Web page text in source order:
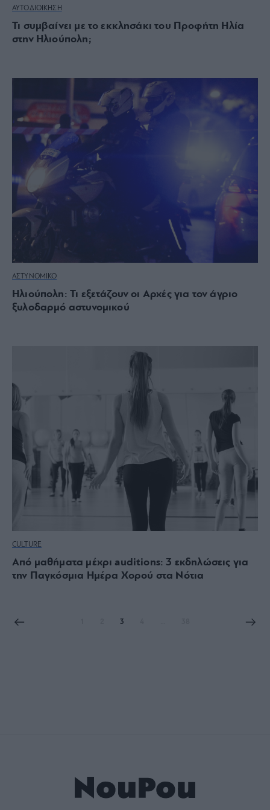
ΑΥΤΟΔΙΟΙΚΗΣΗ
Τι συμβαίνει με το εκκλησάκι του Προφήτη Ηλία
στην Ηλιούπολη;
ΑΣΤΥΝΟΜΙΚΟ
Ηλιούπολη: Τι εξετάζουν οι Αρχές για τον άγριο
ξυλοδαρμό αστυνομικού
CULTURE
Από μαθήματα μέχρι auditions: 3 εκδηλώσεις για
την Παγκόσμια Ημέρα Χορού στα Νότια
3